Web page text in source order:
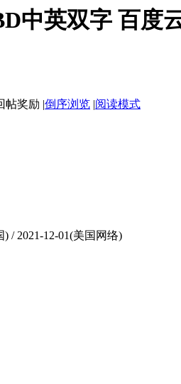
中英双字 百度
|倒序浏览 |阅读模式
/ 2021-12-01(美国网络)